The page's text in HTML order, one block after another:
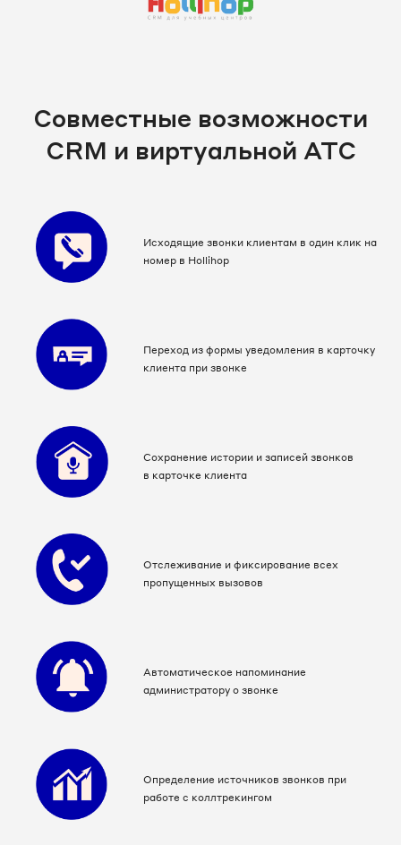
Совместные возможности
CRM и виртуальной АТС
Исходящие звонки клиентам в один клик на
номер в Hollihop
Переход из формы уведомления в карточку
клиента при звонке
Сохранение истории и записей звонков
в карточке клиента
Отслеживание и фиксирование всех
пропущенных вызовов
Автоматическое напоминание
администратору о звонке
Определение источников звонков при
работе с коллтрекингом